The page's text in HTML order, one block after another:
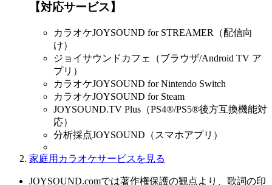
【対応サービス】
カラオケJOYSOUND for STREAMER（配信向
け）
ジョイサウンドカフェ（ブラウザ/Android TV ア
プリ）
カラオケJOYSOUND for Nintendo Switch
カラオケJOYSOUND for Steam
JOYSOUND.TV Plus（PS4®/PS5®後方互換機能対
応）
分析採点JOYSOUND（スマホアプリ）
家庭用カラオケサービスを見る
JOYSOUND.comでは著作権保護の観点より、歌詞の印